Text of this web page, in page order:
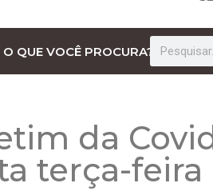
O QUE VOCÊ PROCURA?
da
terça-feira